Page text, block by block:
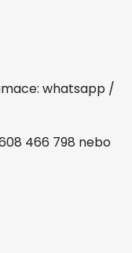
whatsapp /
466 798 nebo